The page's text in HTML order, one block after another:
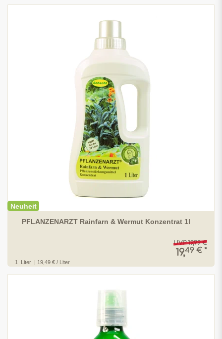
Neuheit
PFLANZENARZT Rainfarn & Wermut Konzentrat 1l
UVP 19,99 €
19,49 € *
1 Liter | 19,49 € / Liter